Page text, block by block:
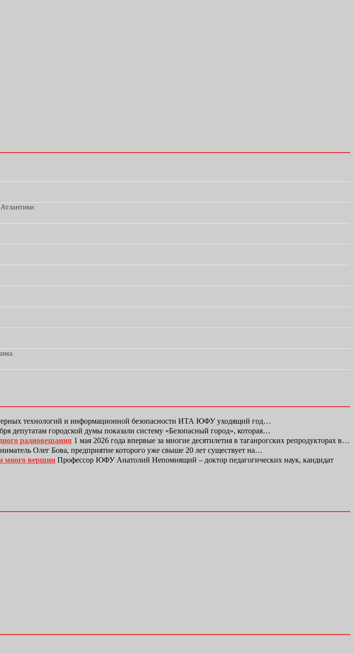
технологий и информационной безопасности ИТА ЮФУ уходящий год…
депутатам городской думы показали систему «Безопасный город», которая…
радиовещания 1 мая 2026 года впервые за многие десятилетия в таганрогских репродукторах в…
Олег Бова, предприятие которого уже свыше 20 лет существует на…
вершин Профессор ЮФУ Анатолий Непомнящий – доктор педагогических наук, кандидат